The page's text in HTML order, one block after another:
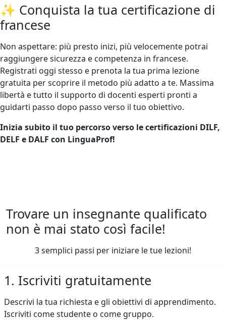
✨ Conquista la tua certificazione di
francese
Non aspettare: più presto inizi, più velocemente potrai
raggiungere sicurezza e competenza in francese.
Registrati oggi stesso e prenota la tua prima lezione
gratuita per scoprire il metodo più adatto a te. Massima
libertà e tutto il supporto di docenti esperti pronti a
guidarti passo dopo passo verso il tuo obiettivo.
Inizia subito il tuo percorso verso le certificazioni DILF,
DELF e DALF con LinguaProf!
Trovare un insegnante qualificato
non è mai stato così facile!
3 semplici passi per iniziare le tue lezioni!
1. Iscriviti gratuitamente
Descrivi la tua richiesta e gli obiettivi di apprendimento.
Iscriviti come studente o come gruppo.